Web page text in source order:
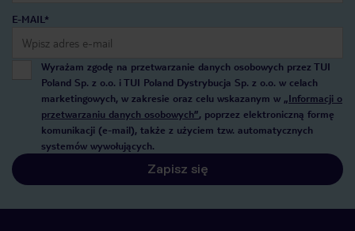
E-MAIL*
Wyrażam zgodę na przetwarzanie danych osobowych przez TUI
Poland Sp. z o.o. i TUI Poland Dystrybucja Sp. z o.o. w celach
marketingowych, w zakresie oraz celu wskazanym w „Informacji o
przetwarzaniu danych osobowych”, poprzez elektroniczną formę
komunikacji (e-mail), także z użyciem tzw. automatycznych
systemów wywołujących.
Zapisz się